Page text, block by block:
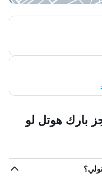
بارك هوتل لو